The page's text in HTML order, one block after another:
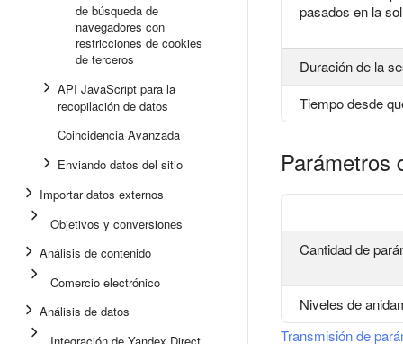
de búsqueda de
navegadores con
restricciones de cookies
de terceros
API JavaScript para la
recopilación de datos
Coincidencia Avanzada
Enviando datos del sitio
Importar datos externos
Objetivos y conversiones
Análisis de contenido
Comercio electrónico
Análisis de datos
pasados en la
Duración de la
Tiempo desde
Parámetros
Cantidad de
Niveles de
Transmisión de